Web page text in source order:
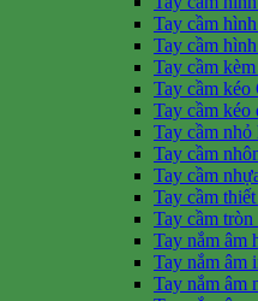
Tay cầm
Tay cầm
Tay cầm
Tay cầm kéo
Tay cầm kéo
Tay cầm nhỏ
Tay cầm
Tay cầm
Tay cầm
Tay cầm tròn
Tay nắm âm
Tay nắm âm
Tay nắm âm